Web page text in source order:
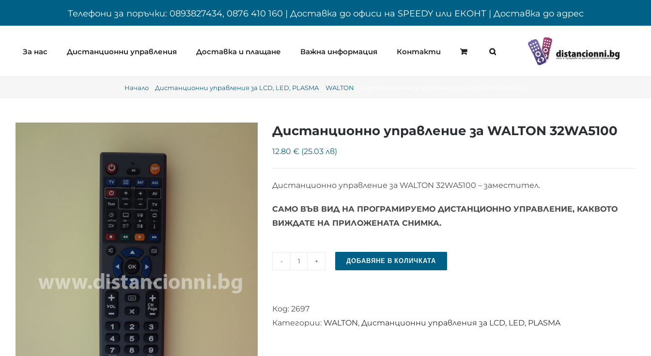
Телефони за поръчки: 0893827434, 0876 410 160 | Доставка до офиси на SPEEDY или ЕКОНТ | Доставка до адрес
За нас Дистанционни управления Доставка и плащане Важна информация Контакти
Начало Дистанционни управления за LCD, LED, PLASMA WALTON
Дистанционно управление за WALTON 32WA5100
12.80 € (25.03 лв)
Дистанционно управление за WALTON 32WA5100 – заместител.
САМО ВЪВ ВИД НА ПРОГРАМИРУЕМО ДИСТАНЦИОННО УПРАВЛЕНИЕ, КАКВОТО
ВИЖДАТЕ НА ПРИЛОЖЕНАТА СНИМКА.
количество
управление
за
ДОБАВЯНЕ В КОЛИЧКАТА
Код: 2697
Категории: WALTON, Дистанционни управления за LCD, LED, PLASMA